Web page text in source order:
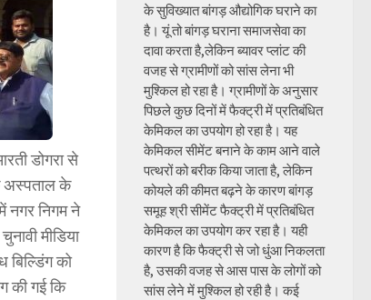
डोगरा से
अस्पताल के
नगर निगम ने
मीडिया
बिल्डिंग को
की गई कि
के सुविख्यात बांगड़ औद्योगिक घराने का
है। यूं तो बांगड़ घराना समाजसेवा का
दावा करता है,लेकिन ब्यावर प्लांट की
वजह से ग्रामीणों को सांस लेना भी
मुश्किल हो रहा है। ग्रामीणों के अनुसार
पिछले कुछ दिनों में फैक्ट्री में प्रतिबंधित
केमिकल का उपयोग हो रहा है। यह
केमिकल सीमेंट बनाने के काम आने वाले
पत्थरों को बरीक किया जाता है, लेकिन
कोयले की कीमत बढ़ने के कारण बांगड़
समूह श्री सीमेंट फैक्ट्री में प्रतिबंधित
केमिकल का उपयोग कर रहा है। यही
कारण है कि फैक्ट्री से जो धुंआ निकलता
है, उसकी वजह से आस पास के लोगों को
सांस लेने में मुश्किल हो रही है। कई